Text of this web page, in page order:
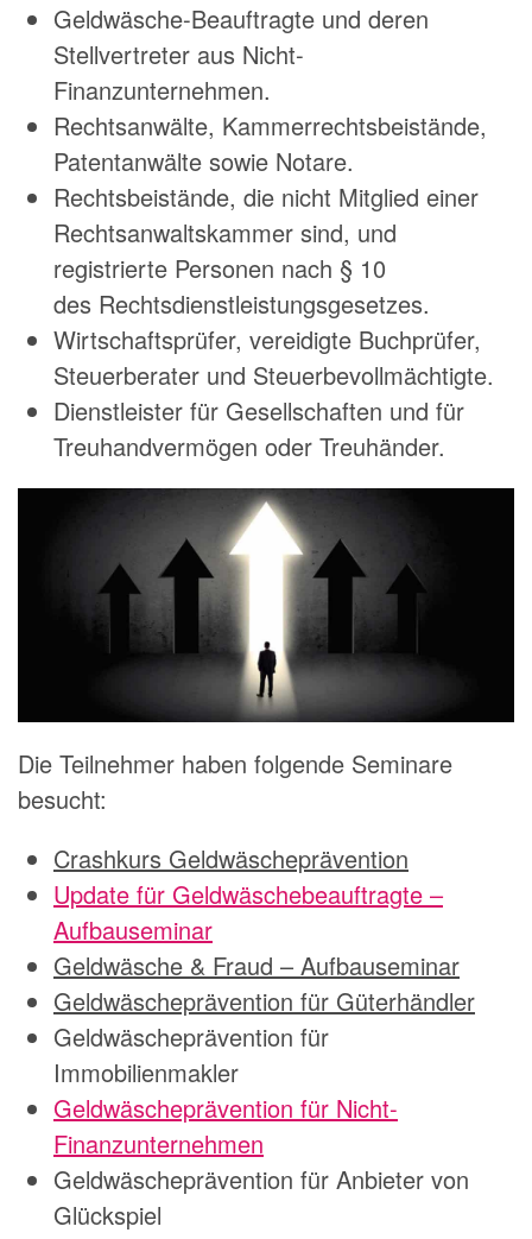
Geldwäsche-Beauftragte und deren
Stellvertreter aus Nicht-
Finanzunternehmen.
Rechtsanwälte, Kammerrechtsbeistände,
Patentanwälte sowie Notare.
Rechtsbeistände, die nicht Mitglied einer
Rechtsanwaltskammer sind, und
registrierte Personen nach § 10
des Rechtsdienstleistungsgesetzes.
Wirtschaftsprüfer, vereidigte Buchprüfer,
Steuerberater und Steuerbevollmächtigte.
Dienstleister für Gesellschaften und für
Treuhandvermögen oder Treuhänder.
Die Teilnehmer haben folgende Seminare
besucht:
Crashkurs Geldwäscheprävention
Update für Geldwäschebeauftragte –
Aufbauseminar
Geldwäsche & Fraud – Aufbauseminar
Geldwäscheprävention für Güterhändler
Geldwäscheprävention für
Immobilienmakler
Geldwäscheprävention für Nicht-
Finanzunternehmen
Geldwäscheprävention für Anbieter von
Glückspiel